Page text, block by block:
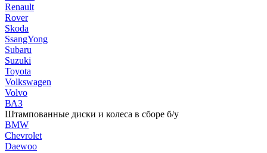
Renault
Rover
Skoda
SsangYong
Subaru
Suzuki
Toyota
Volkswagen
Volvo
ВАЗ
Штампованные диски и колеса в сборе б/у
BMW
Chevrolet
Daewoo